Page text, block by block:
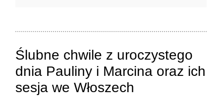
Ślubne chwile z uroczystego
dnia Pauliny i Marcina oraz ich
sesja we Włoszech